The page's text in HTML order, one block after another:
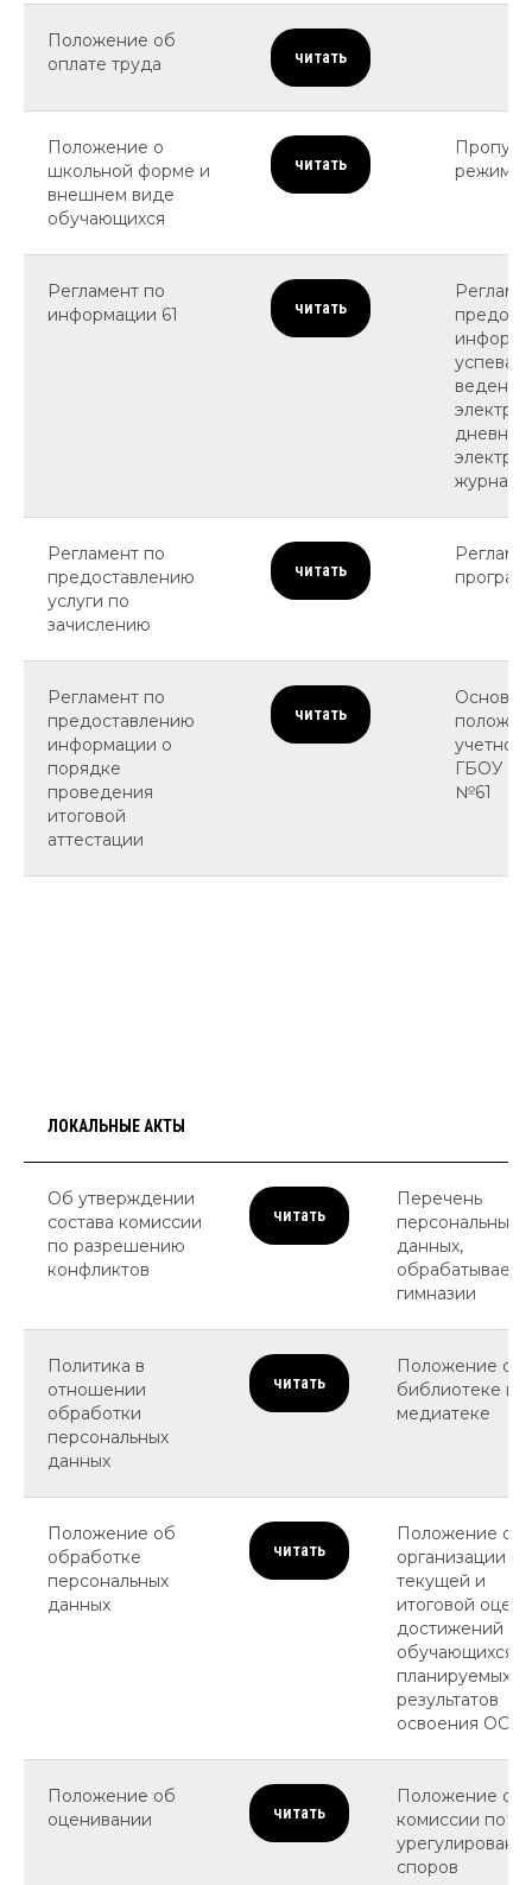
Положение об
оплате труда
читать
Положение о
школьной форме и
внешнем виде
обучающихся
читать
режим
Регламент по
информации 61
читать
ведении
журнала
Регламент по
предоставлению
услуги по
зачислению
читать
Регламент по
предоставлению
информации о
порядке
проведения
итоговой
аттестации
читать
учетной
ГБОУ
№61
ЛОКАЛЬНЫЕ АКТЫ
Об утверждении
состава комиссии
по разрешению
конфликтов
читать
Перечень
персональных
данных,
гимназии
Политика в
отношении
обработки
персональных
данных
читать
Положение о
библиотеке и
медиатеке
Положение об
обработке
персональных
данных
читать
Положение об
организации
текущей и
итоговой
достижений
обучающихся
планируемых
результатов
освоения ООП
Положение об
оценивании
читать
Положение о
комиссии по
споров